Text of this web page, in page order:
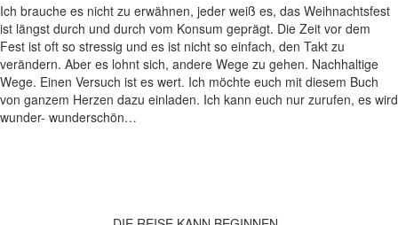
Ich brauche es nicht zu erwähnen, jeder weiß es, das Weihnachtsfest
ist längst durch und durch vom Konsum geprägt. Die Zeit vor dem
Fest ist oft so stressig und es ist nicht so einfach, den Takt zu
verändern. Aber es lohnt sich, andere Wege zu gehen. Nachhaltige
Wege. Einen Versuch ist es wert. Ich möchte euch mit diesem Buch
von ganzem Herzen dazu einladen. Ich kann euch nur zurufen, es wird
wunder- wunderschön…